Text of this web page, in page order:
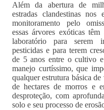
Além da abertura de
estradas clandestinas nos
monitoramento pelo
essas árvores exóticas
laboratório para serem
pesticidas e para terem
de 5 anos entre o cultivo
manejo curtíssimo, que
qualquer estrutura básica
de hectares de morros e
desproteção, com
solo e seu processo de